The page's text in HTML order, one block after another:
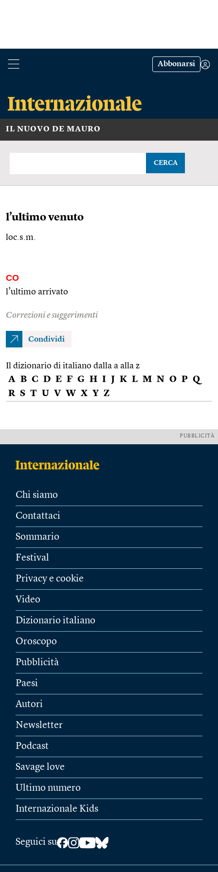
Abbonarsi
IL NUOVO DE MAURO
CERCA
l’ultimo venuto
loc.s.m.
CO
l’ultimo arrivato
Correzioni e suggerimenti
Condividi
Il dizionario di italiano dalla a alla z
A B C D E F G H I J K L M N O P Q
R S T U V W X Y Z
PUBBLICITÀ
Chi siamo
Contattaci
Sommario
Festival
Privacy e cookie
Video
Dizionario italiano
Oroscopo
Pubblicità
Paesi
Autori
Newsletter
Podcast
Savage love
Ultimo numero
Internazionale Kids
Seguici su